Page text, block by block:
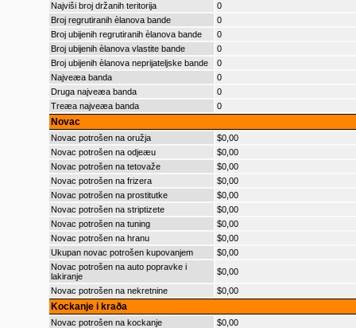
Najviši broj držanih teritorija
0
Broj regrutiranih èlanova bande
0
Broj ubijenih regrutiranih èlanova bande
0
Broj ubijenih èlanova vlastite bande
0
Broj ubijenih èlanova neprijateljske bande
0
Najveæa banda
0
Druga najveæa banda
0
Treæa najveæa banda
0
Novac
Novac potrošen na oružja
$0,00
Novac potrošen na odjeæu
$0,00
Novac potrošen na tetovaže
$0,00
Novac potrošen na frizera
$0,00
Novac potrošen na prostitutke
$0,00
Novac potrošen na striptizete
$0,00
Novac potrošen na tuning
$0,00
Novac potrošen na hranu
$0,00
Ukupan novac potrošen kupovanjem
$0,00
Novac potrošen na auto popravke i
lakiranje
$0,00
Novac potrošen na nekretnine
$0,00
Kockanje i kraða
Novac potrošen na kockanje
$0,00